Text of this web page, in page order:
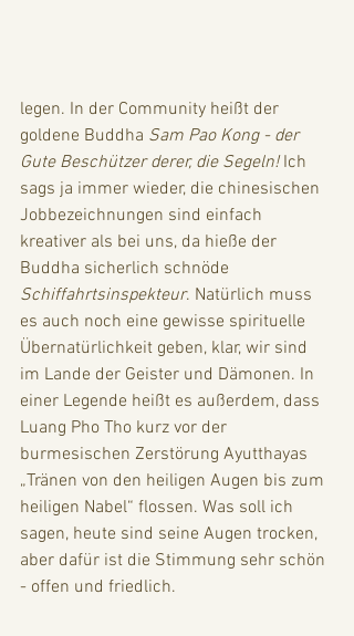
legen. In der Community heißt der
goldene Buddha Sam Pao Kong - der
Gute Beschützer derer, die Segeln! Ich
sags ja immer wieder, die chinesischen
Jobbezeichnungen sind einfach
kreativer als bei uns, da hieße der
Buddha sicherlich schnöde
Schiffahrtsinspekteur. Natürlich muss
es auch noch eine gewisse spirituelle
Übernatürlichkeit geben, klar, wir sind
im Lande der Geister und Dämonen. In
einer Legende heißt es außerdem, dass
Luang Pho Tho kurz vor der
burmesischen Zerstörung Ayutthayas
„Tränen von den heiligen Augen bis zum
heiligen Nabel“ flossen. Was soll ich
sagen, heute sind seine Augen trocken,
aber dafür ist die Stimmung sehr schön
- offen und friedlich.